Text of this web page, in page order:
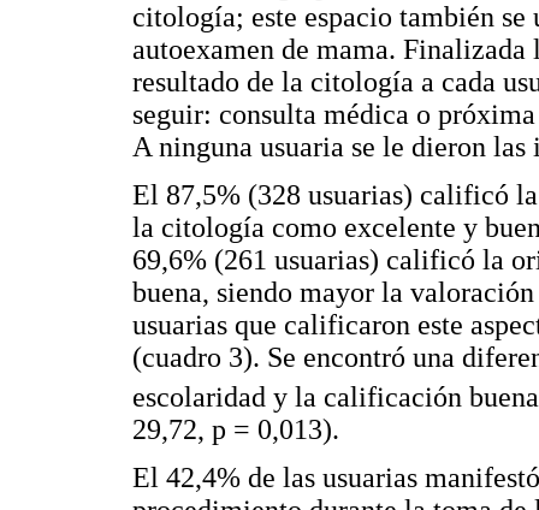
citología; este espacio también
autoexamen de mama.
resultado de la citología a cada
seguir: consulta médica o
A ninguna usuaria se le dieron
El 87,5% (328 usuarias) calificó
la citología como excelente y
69,6% (261 usuarias) calificó la
buena, siendo mayor la
usuarias que calificaron este
(cuadro 3). Se encontró una
escolaridad y la calificación
29,72, p = 0,013).
El 42,4% de las usuarias